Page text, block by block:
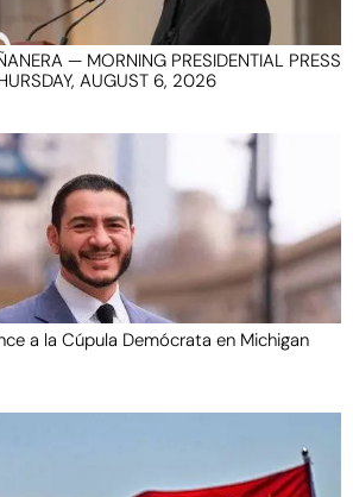
— MORNING PRESIDENTIAL PRESS
AUGUST 6, 2026
a la Cúpula Demócrata en Michigan